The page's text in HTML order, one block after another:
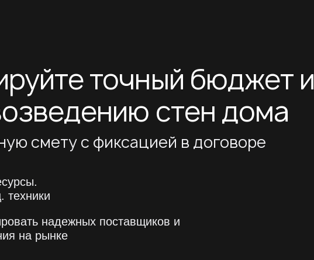
точный бюджет и
стен дома
смету с фиксацией в договоре
техники
надежных поставщиков и
на рынке